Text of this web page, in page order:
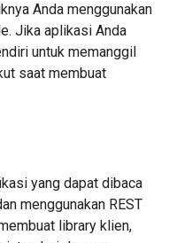
Anda menggunakan
Jika aplikasi Anda
untuk memanggil
saat membuat
yang dapat dibaca
menggunakan REST
library klien,